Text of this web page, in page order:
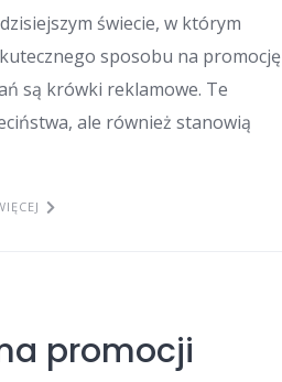
świecie, w którym
sposobu na promocję
są krówki reklamowe. Te
ale również stanowią
promocji